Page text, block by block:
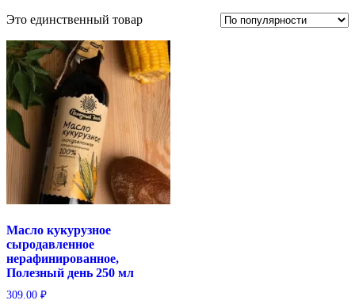
Это единственный товар
Масло кукурузное
сыродавленное
нерафинированное,
Полезный день 250 мл
309.00 ₽